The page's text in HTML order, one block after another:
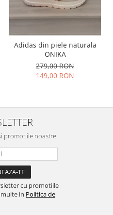
Adidas din piele naturala
ONIKA
279,00 RON
149,00 RON
promotiile noastre
cu promotiile
in Politica de